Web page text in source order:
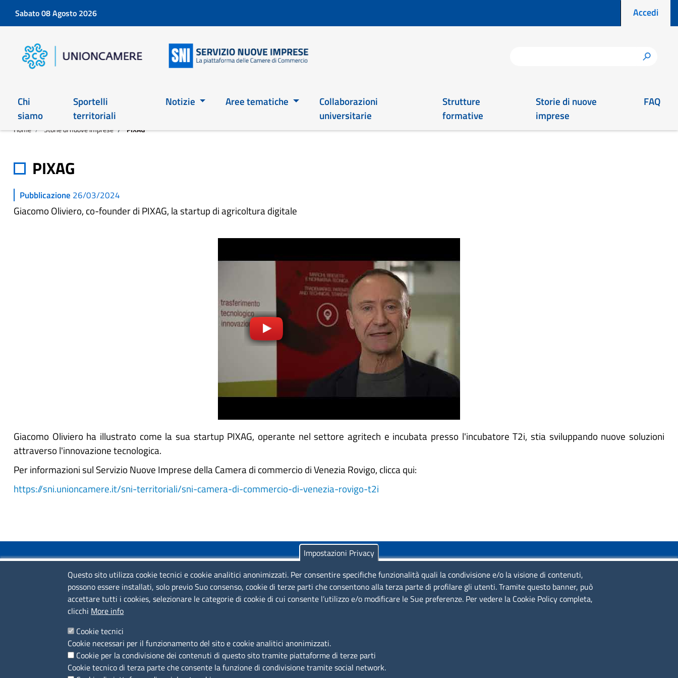
Sabato 08 Agosto 2026 Menu
Accedi
h
Main 2026
Chi
siamo
Sportelli
territoriali
Notizie Aree tematiche
Collaborazioni
universitarie
Strutture
formative
Storie di nuove
imprese
FAQ
Home Storie di nuove imprese PIXAG
PIXAG
Pubblicazione 26/03/2024
Giacomo Oliviero, co-founder di PIXAG, la startup di agricoltura digitale
Giacomo Oliviero ha illustrato come la sua startup PIXAG, operante nel settore agritech e incubata presso l'incubatore T2i, stia sviluppando nuove soluzioni
attraverso l'innovazione tecnologica.
Per informazioni sul Servizio Nuove Imprese della Camera di commercio di Venezia Rovigo, clicca qui:
https://sni.unioncamere.it/sni-territoriali/sni-camera-di-commercio-di-venezia-rovigo-t2i
COLLEGAMENTI VELOCI
Colloqui di primo orientamento
Colloqui specialistici
Sportelli territoriali
Piazza Sallustio, 21 - 00187 Roma
C.F.: 01484460587
P.Iva: 01000211001
SERVIZIO REALIZZATO DA
Impostazioni Privacy
Questo sito utilizza cookie tecnici e cookie analitici anonimizzati. Per consentire specifiche funzionalità quali la condivisione e/o la visione di contenuti,
possono essere installati, solo previo Suo consenso, cookie di terze parti che consentono alla terza parte di profilare gli utenti. Tramite questo banner, può
accettare tutti i cookies, selezionare le categorie di cookie di cui consente l’utilizzo e/o modificare le Sue preferenze. Per vedere la Cookie Policy completa,
clicchi More info
Cookie tecnici
Cookie necessari per il funzionamento del sito e cookie analitici anonimizzati.
Cookie per la condivisione dei contenuti di questo sito tramite piattaforme di terze parti
Cookie tecnico di terza parte che consente la funzione di condivisione tramite social network.